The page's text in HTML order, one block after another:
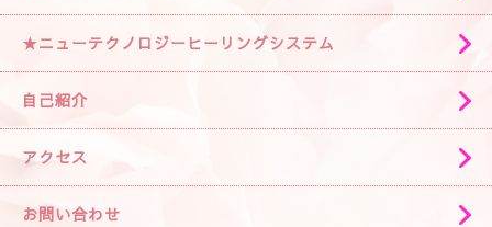
★ニューテクノロジーヒーリングシステム
自己紹介
アクセス
お問い合わせ